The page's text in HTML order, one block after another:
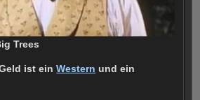
Trees
ist einWestern und ein